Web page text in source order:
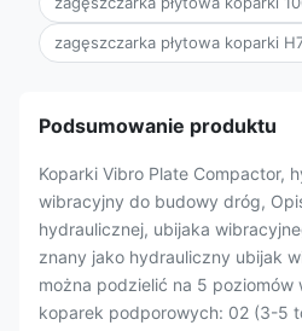
zagęszczarka płytowa koparki
Podsumowanie produktu
Koparki Vibro Plate Compactor,
wibracyjny do budowy dróg,
hydraulicznej, ubijaka
znany jako hydrauliczny ubijak
można podzielić na 5 poziomów
koparek podporowych: 02 (3-5